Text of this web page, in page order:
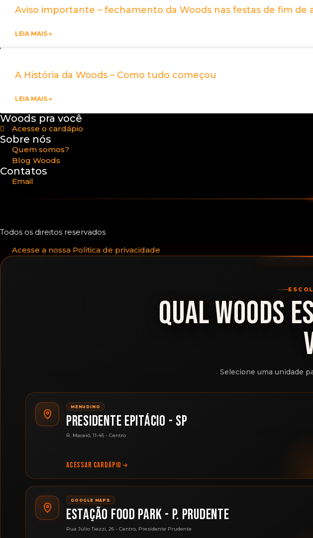
Aviso importante – fechamento da Woods nas festas de fim de
LEIA MAIS »
A História da Woods – Como tudo começou
LEIA MAIS »
Woods pra você
Acesse o cardápio
Sobre nós
Quem somos?
Blog Woods
Contatos
Email
Todos os direitos reservados
Acesse a nossa Politica de privacidade
QUAL WOODS
Selecione uma unidade
MENUDINO
PRESIDENTE EPITÁCIO - SP
R. Maceió, 11-45 - Centro
ACESSAR CARDÁPIO
GOOGLE MAPS
ESTAÇÃO FOOD PARK - P. PRUDENTE
Rua Júlio Tiezzi, 26 - Centro, Presidente Prudente